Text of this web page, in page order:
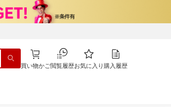
買い物かご閲覧履歴お気に入り 購入履歴